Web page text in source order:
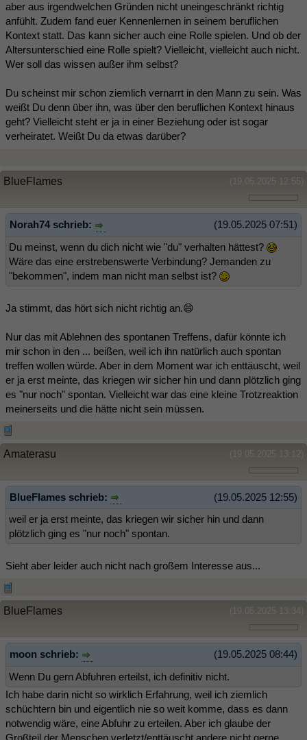
aber aus irgendwelchen Gründen nicht uneingeschränkt richtig
anfühlt. Zudem fand euer Kennenlernen in seinem beruflichen
Kontext statt. Das kann sicher auch eine Rolle spielen. Und ob der
Altersunterschied eine Rolle spielt? Vielleicht, vielleicht auch nicht.
Wer soll das wissen außer ihm selbst?
Du scheinst mir schon ziemlich vernarrt in den Mann zu sein. Was
weißt Du denn über ihn, was über den beruflichen Kontext hinaus
geht? Vielleicht steht er ja in einer Beziehung oder ist sogar
verheiratet. Weißt Du da etwas darüber?
(19.05.2025 12:55)
BlueFlames
(19.05.2025 07:51)
Norah74 schrieb:
Du meinst, wenn du dich nicht wie "du" verhalten hättest?
Wäre das eine erstrebenswerte Verbindung? Jemanden zu
"bekommen", indem man nicht man selbst ist?
Ja stimmt, das hört sich nicht richtig an.😄
Nur das mit Ablehnen des spontanen Treffens, dafür könnte ich
mir schon in den ... beißen, weil ich ihn natürlich auch spontan
treffen wollen würde. Aber in dem Moment war ich enttäuscht, weil
er ja erst meinte, das kriegen wir sicher hin und dann plötzlich ging
es "nur noch" spontan. Vielleicht war das eine kleine Trotzreaktion
meinerseits und die hätte nicht sein müssen.
(19.05.2025 13:12)
Amaterasu
(19.05.2025 12:55)
BlueFlames schrieb:
weil er ja erst meinte, das kriegen wir sicher hin und dann
plötzlich ging es "nur noch" spontan.
Sieht aber leider auch nicht nach großem Interesse aus...
(19.05.2025 13:34)
BlueFlames
(19.05.2025 08:44)
moon schrieb:
Wenn Du gern Abfuhren erteilst, ich definitiv nicht.
Ich habe darin nicht so wirklich Erfahrung, weil ich ziemlich
schüchtern bin und eigentlich nie so weit komme, dass es dann
notwendig wäre, eine Abfuhr zu erteilen. Aber ich glaube der
Großteil der Menschen verletzt/enttäuscht andere nicht gerne.